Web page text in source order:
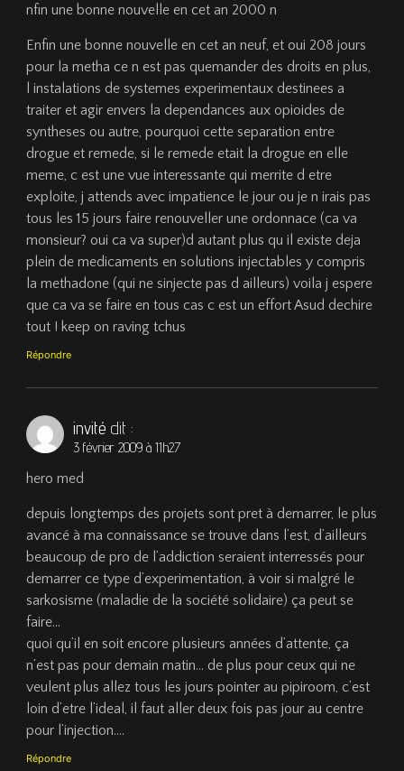
nfin une bonne nouvelle en cet an 2000 n
Enfin une bonne nouvelle en cet an neuf, et oui 208 jours
pour la metha ce n est pas quemander des droits en plus,
l instalations de systemes experimentaux destinees a
traiter et agir envers la dependances aux opioides de
syntheses ou autre, pourquoi cette separation entre
drogue et remede, si le remede etait la drogue en elle
meme, c est une vue interessante qui merrite d etre
exploite, j attends avec impatience le jour ou je n irais pas
tous les 15 jours faire renouveller une ordonnace (ca va
monsieur? oui ca va super)d autant plus qu il existe deja
plein de medicaments en solutions injectables y compris
la methadone (qui ne sinjecte pas d ailleurs) voila j espere
que ca va se faire en tous cas c est un effort Asud dechire
tout ! keep on raving tchus
Répondre
invité dit :
3 février 2009 à 11h27
hero med
depuis longtemps des projets sont pret à demarrer, le plus
avancé à ma connaissance se trouve dans l’est, d’ailleurs
beaucoup de pro de l’addiction seraient interressés pour
demarrer ce type d’experimentation, à voir si malgré le
sarkosisme (maladie de la société solidaire) ça peut se
faire…
quoi qu’il en soit encore plusieurs années d’attente, ça
n’est pas pour demain matin… de plus pour ceux qui ne
veulent plus allez tous les jours pointer au pipiroom, c’est
loin d’etre l’ideal, il faut aller deux fois pas jour au centre
pour l’injection….
Répondre